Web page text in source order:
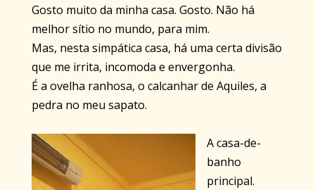
Gosto muito da minha casa. Gosto. Não há
melhor sítio no mundo, para mim.
Mas, nesta simpática casa, há uma certa divisão
que me irrita, incomoda e envergonha.
É a ovelha ranhosa, o calcanhar de Aquiles, a
pedra no meu sapato.
A casa-de-
banho
principal.